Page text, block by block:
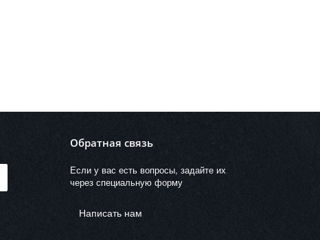
Обратная связь
Если у вас есть вопросы, задайте их
через специальную форму
Написать нам